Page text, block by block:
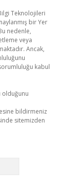
Teknolojileri
bir Yer
nedenle,
veya
Ancak,
kabul
olduğunu
bildirmeniz
sitemizden